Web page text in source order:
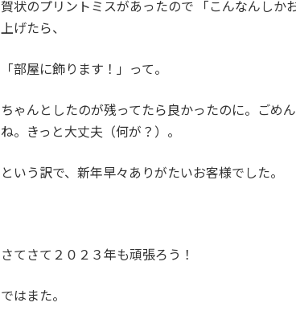
賀状のプリントミスがあったので 「こんなんしか
上げたら、
「部屋に飾ります！」って。
ちゃんとしたのが残ってたら良かったのに。ごめ
ね。きっと大丈夫（何が？）。
という訳で、新年早々ありがたいお客様でした。
さてさて２０２３年も頑張ろう！
ではまた。